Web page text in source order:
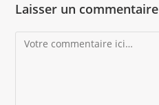
Laisser un commentaire
Comment